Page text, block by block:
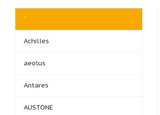
`
Achilles
aeolus
Antares
AUSTONE